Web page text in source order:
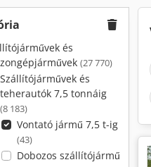
és
(27 770)
Szállítójárművek és
teherautók 7,5 tonnáig
(8 183)
Vontató jármű 7,5 t-ig
(43)
Dobozos szállítójármű